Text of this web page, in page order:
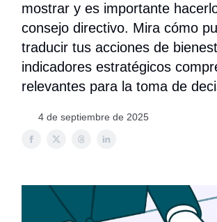
mostrar y es importante
consejo directivo. Mira cómo
traducir tus acciones de
indicadores estratégicos
relevantes para la toma de
4 de septiembre de 2025